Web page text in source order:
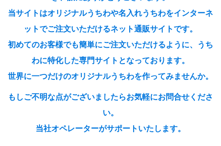
ポリうちわ（XSサイズ）
伝統⽵うちわ
伝統⽵うちわ（オリジナル）
きらめきうちわ（Mサイズ）
クリアうちわ（Mサイズ）
紙うちわ 丸
当サイトはオリジナルうちわや名入れうちわをインターネ
ットでご注文いただけるネット通販サイトです。
初めてのお客様でも簡単にご注文いただけるように、うち
わに特化した専門サイトとなっております。
世界に一つだけのオリジナルうちわを作ってみませんか。
もしご不明な点がございましたらお気軽にお問合せくださ
い。
当社オペレーターがサポートいたします。